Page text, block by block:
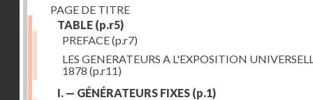
PAGE DE TITRE
TABLE (p.r5)
PREFACE(p.r7)
LES GENERATEURS A L'EXPOSITION
1878 (p.r11)
I. — GÉNÉRATEURS FIXES (p.1)